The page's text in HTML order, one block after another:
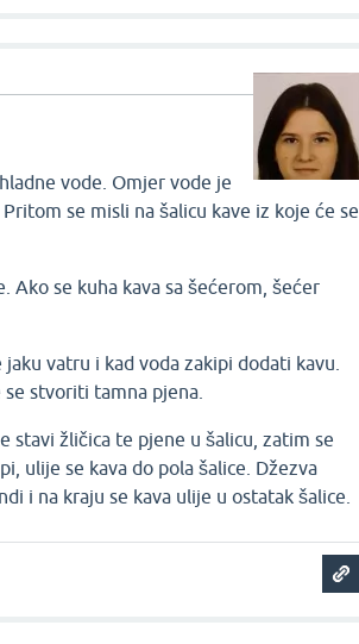
vode. Omjer vode je
se misli na šalicu kave iz koje će se
Ako se kuha kava sa šećerom, šećer
vatru i kad voda zakipi dodati kavu.
stvoriti tamna pjena.
stavi žličica te pjene u šalicu, zatim se
ulije se kava do pola šalice. Džezva
i na kraju se kava ulije u ostatak šalice.